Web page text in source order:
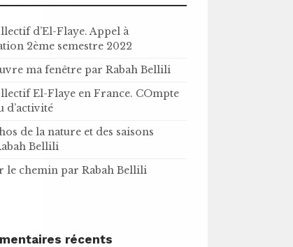
d’El-Flaye. Appel à
2ème semestre 2022
ma fenêtre par Rabah Bellili
El-Flaye en France. COmpte
d’activité
de la nature et des saisons
Bellili
le chemin par Rabah Bellili
récents